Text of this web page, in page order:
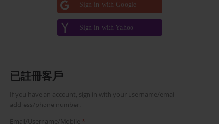
Sign in with Google
Sign in with Yahoo
已註冊客戶
If you have an account, sign in with your username/email
address/phone number.
Email/Username/Mobile